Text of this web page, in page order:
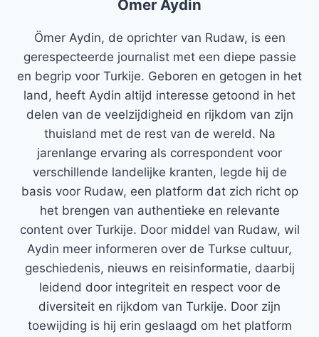
Ömer Aydin
Ömer Aydin, de oprichter van Rudaw, is een
gerespecteerde journalist met een diepe passie
en begrip voor Turkije. Geboren en getogen in het
land, heeft Aydin altijd interesse getoond in het
delen van de veelzijdigheid en rijkdom van zijn
thuisland met de rest van de wereld. Na
jarenlange ervaring als correspondent voor
verschillende landelijke kranten, legde hij de
basis voor Rudaw, een platform dat zich richt op
het brengen van authentieke en relevante
content over Turkije. Door middel van Rudaw, wil
Aydin meer informeren over de Turkse cultuur,
geschiedenis, nieuws en reisinformatie, daarbij
leidend door integriteit en respect voor de
diversiteit en rijkdom van Turkije. Door zijn
toewijding is hij erin geslaagd om het platform